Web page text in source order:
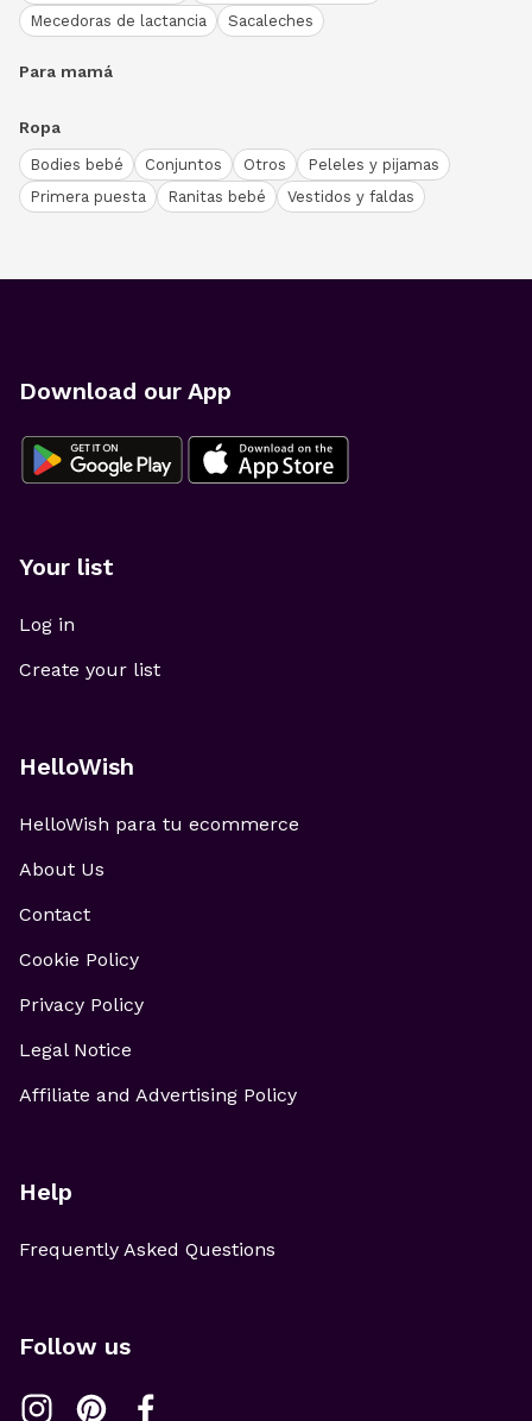
Mecedoras de lactancia
Sacaleches
Para mamá
Ropa
Bodies bebé Conjuntos Otros
Peleles y pijamas
Primera puesta
Ranitas bebé Vestidos y faldas
Download our App
Your list
Log in
Create your list
HelloWish
HelloWish para tu ecommerce
About Us
Contact
Cookie Policy
Privacy Policy
Legal Notice
Affiliate and Advertising Policy
Help
Frequently Asked Questions
Follow us